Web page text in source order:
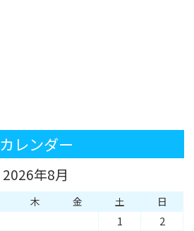
カレンダー
2026年8月
木 金 土 日
1
2